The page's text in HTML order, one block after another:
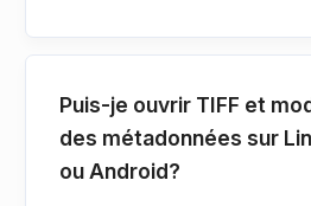
Puis-je ouvrir TIFF et
des métadonnées sur
ou Android?